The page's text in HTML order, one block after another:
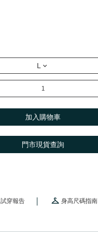
L
加入購物車
門市現貨查詢
試穿報告 身高尺碼指南